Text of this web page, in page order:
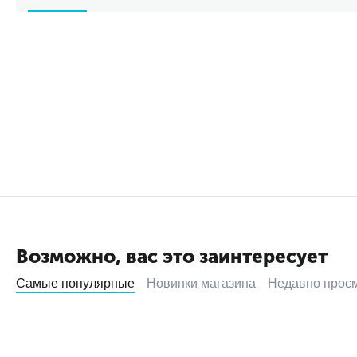
Возможно, вас это заинтересует
Самые популярные Новинки магазина Недавно